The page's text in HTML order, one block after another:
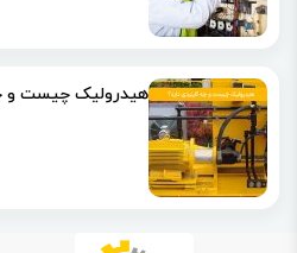
هیدرولیک چیست و